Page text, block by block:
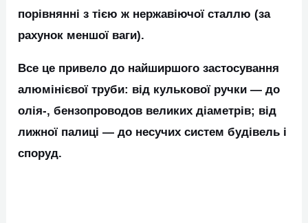
порівнянні з тією ж нержавіючої сталлю (за
рахунок меншої ваги).
Все це привело до найширшого застосування
алюмінієвої труби: від кулькової ручки ― до
олія-, бензопроводов великих діаметрів; від
лижної палиці ― до несучих систем будівель і
споруд.